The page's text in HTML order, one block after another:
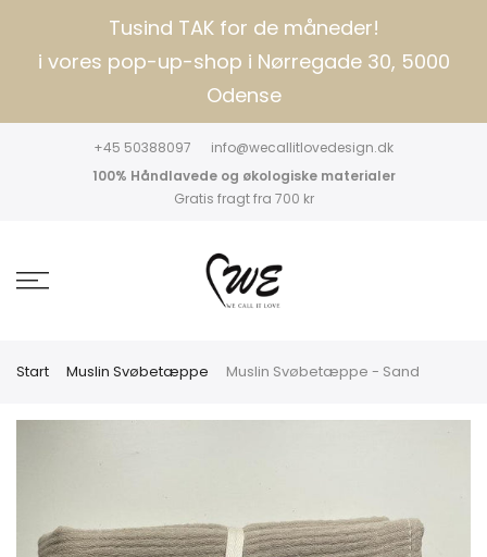
Tusind TAK for de måneder!
i vores pop-up-shop i Nørregade 30, 5000
Odense
+45 50388097
info@wecallitlovedesign.dk
100% Håndlavede og økologiske materialer
Gratis fragt fra 700 kr
Start Muslin Svøbetæppe Muslin Svøbetæppe - Sand